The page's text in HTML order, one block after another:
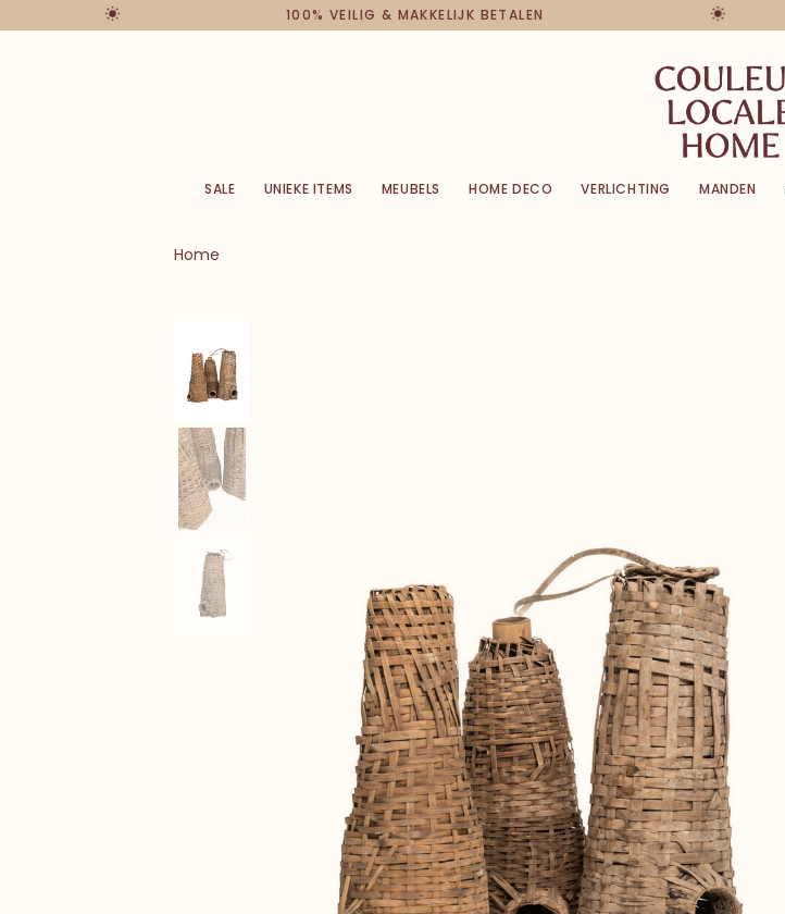
100% VEILIG & MAKKELIJK BETALEN
SALE UNIEKE ITEMS MEUBELS HOME DECO VERLICHTING MANDEN
Home